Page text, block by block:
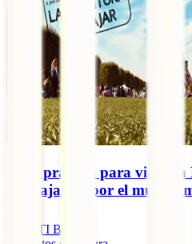
Guía práctica para viajar a
de Viajando por el mundo
IATI Blog